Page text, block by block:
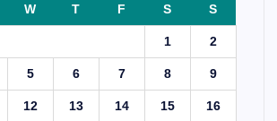
W T F S S
1 2
5 6 7 8 9
12 13 14 15 16